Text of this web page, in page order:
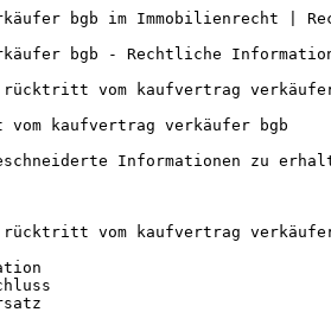
bgb im Immobilienrecht |
bgb - Rechtliche
vom kaufvertrag
kaufvertrag verkäufer bgb
Informationen zu
vom kaufvertrag verkäufer